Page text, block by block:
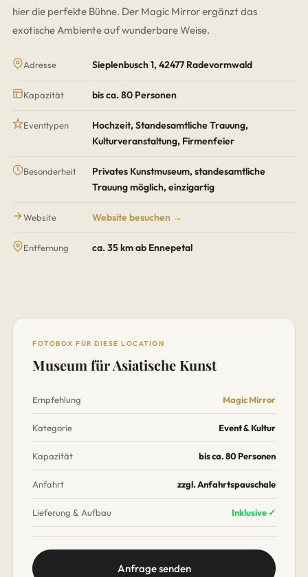
hier die perfekte Bühne. Der Magic Mirror ergänzt das
exotische Ambiente auf wunderbare Weise.
Adresse Sieplenbusch 1, 42477 Radevormwald
Kapazität bis ca. 80 Personen
Eventtypen
Hochzeit, Standesamtliche Trauung,
Kulturveranstaltung, Firmenfeier
Besonderheit
Privates Kunstmuseum, standesamtliche
Trauung möglich, einzigartig
Website Website besuchen →
Entfernung ca. 35 km ab Ennepetal
FOTOBOX FÜR DIESE LOCATION
Museum für Asiatische Kunst
Empfehlung Magic Mirror
Kategorie Event & Kultur
Kapazität bis ca. 80 Personen
Anfahrt zzgl. Anfahrtspauschale
Lieferung & Aufbau Inklusive ✓
Anfrage senden